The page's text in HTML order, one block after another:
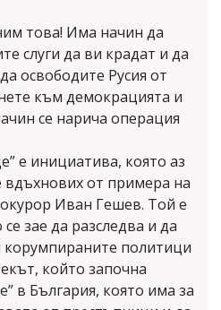
това! Има начин да
слуги да ви крадат и да
освободите Русия от
към демокрацията и
се нарича операция
е инициатива, която аз
вдъхнових от примера на
Иван Гешев. Той е
зае да разследва и да
корумпираните политици
който започна
в България, която има за